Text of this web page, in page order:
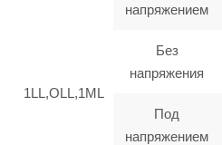
напряжением
1LL,OLL,1ML
Без
напряжения
Под
напряжением